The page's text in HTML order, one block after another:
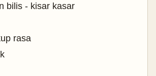
bilis - kisar kasar
rasa